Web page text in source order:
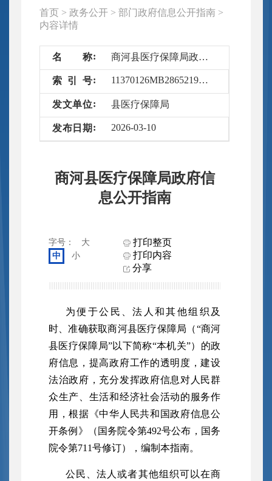
首页 > 政务公开 > 部门政府信息公开指南 >
内容详情
名 称 商河县医疗保障局政府信息公开指南
索 引 号 11370126MB2865219Q/2026-6387066
发文单位 县医疗保障局
发布 日 期 2026-03-10
商河县医疗保障局政府信
息公开指南
字号：
大
中
小
打印整页
打印内容
分享
为便于公民、法人和其他组织及
时、准确获取商河县医疗保障局（“商河
县医疗保障局”以下简称“本机关”）的政
府信息，提高政府工作的透明度，建设
法治政府，充分发挥政府信息对人民群
众生产、生活和经济社会活动的服务作
用，根据《中华人民共和国政府信息公
开条例》（国务院令第492号公布，国务
院令第711号修订），编制本指南。
公民、法人或者其他组织可以在商